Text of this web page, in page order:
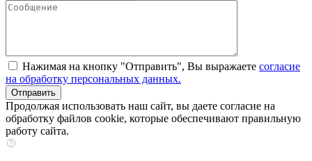
Нажимая на кнопку "Отправить", Вы выражаете согласие
на обработку персональных данных.
Продолжая использовать наш сайт, вы даете согласие на
обработку файлов cookie, которые обеспечивают правильную
работу сайта.